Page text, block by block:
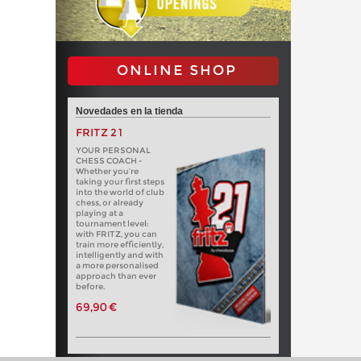
ONLINE SHOP
Novedades en la tienda
FRITZ 21
YOUR PERSONAL
CHESS COACH -
Whether you’re
taking your first steps
into the world of club
chess, or already
playing at a
tournament level:
with FRITZ, you can
train more efficiently,
intelligently and with
a more personalised
approach than ever
before.
69,90 €